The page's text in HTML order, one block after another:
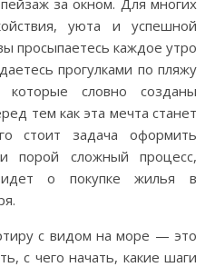
за окном. Для многих
уюта и успешной
просыпаетесь каждое утро
прогулками по пляжу
словно созданы
тем как эта мечта станет
стоит задача оформить
порой сложный процесс,
о покупке жилья в
с видом на море — это
с чего начать, какие шаги